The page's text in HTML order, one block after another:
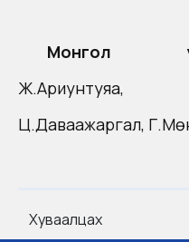
Монгол
Ц.Даваажаргал,
Хуваалцах